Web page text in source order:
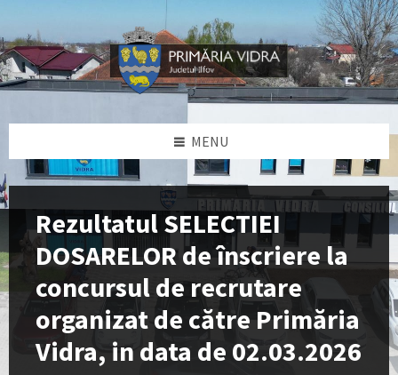
content
left
sidebar
right
sidebar
footer
MENU
Rezultatul SELECTIEI
DOSARELOR de înscriere la
concursul de recrutare
organizat de către Primăria
Vidra, in data de 02.03.2026